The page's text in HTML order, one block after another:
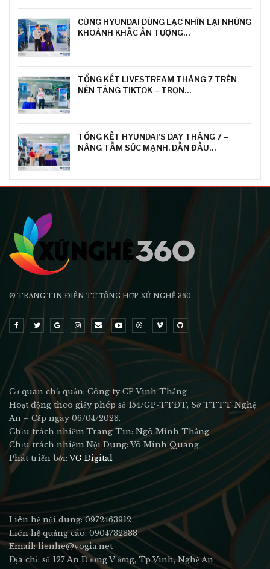
CÙNG HYUNDAI DŨNG LẠC NHÌN LẠI NHỮNG
KHOẢNH KHẮC ẤN TƯỢNG…
TỔNG KẾT LIVESTREAM THÁNG 7 TRÊN
NỀN TẢNG TIKTOK – TRỌN…
TỔNG KẾT HYUNDAI’S DAY THÁNG 7 –
NÂNG TẦM SỨC MẠNH, DẪN ĐẦU…
® TRANG TIN ĐIỆN TỬ ТỔNG HỢP XỨ NGHỆ 360
Cơ quan chủ quản: Công ty CP Vinh Thắng
Hoạt động theo giấy phép số 154/GP-TTĐT, Sở TTTT Nghệ
An – Cấp ngày 06/04/2023.
Chịu trách nhiệm Trang Tin: Ngô Minh Thắng
Chịu trách nhiệm Nội Dung: Võ Minh Quang
Phát triển bởi:VG Digital
Liên hệ nội dung: 0972463912
Liên hệ quảng cáo: 0904732333
Email: lienhe@vogia.net
Địa chỉ: số 127 An Dương Vương, Tp Vinh, Nghệ An